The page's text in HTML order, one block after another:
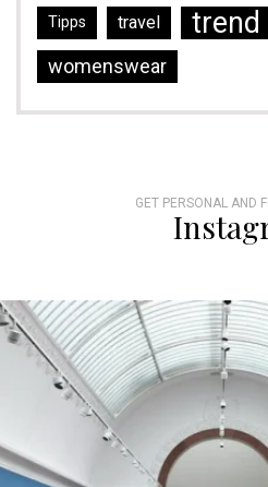
Tipps travel trend
womenswear
GET PERSONAL AND